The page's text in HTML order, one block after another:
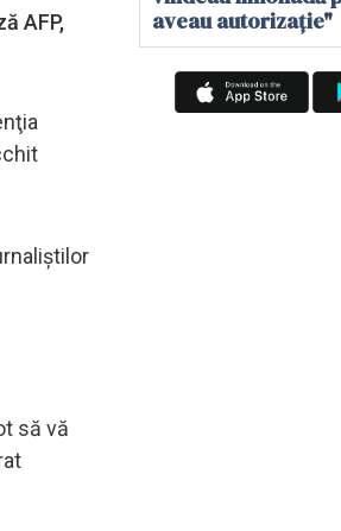
AFP,
să vă
aveau autorizație"